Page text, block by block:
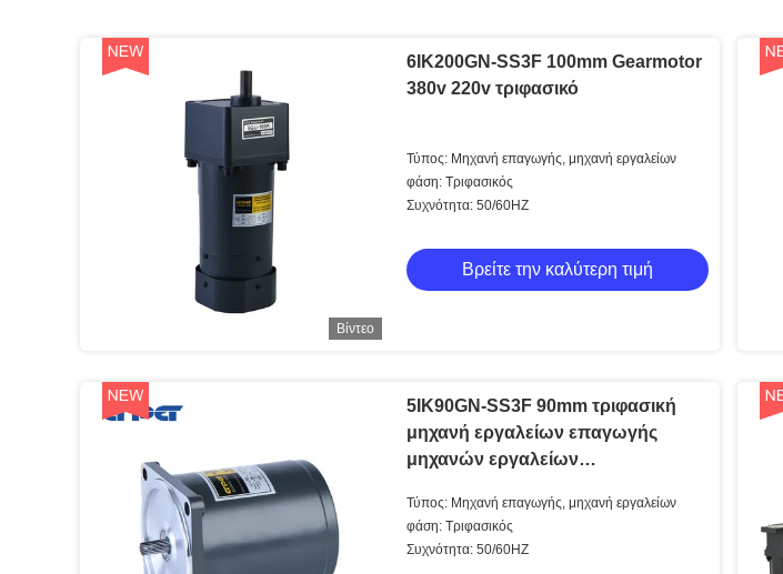
Βίντεο
6IK200GN-SS3F 100mm Gearmotor
380v 220v τριφασικό
Τύπος: Μηχανή επαγωγής, μηχανή εργαλείων
φάση: Τριφασικός
Συχνότητα: 50/60HZ
Βρείτε την καλύτερη τιμή
5IK90GN-SS3F 90mm τριφασική
μηχανή εργαλείων επαγωγής
μηχανών εργαλείων
Τύπος: Μηχανή επαγωγής, μηχανή εργαλείων
φάση: Τριφασικός
Συχνότητα: 50/60HZ